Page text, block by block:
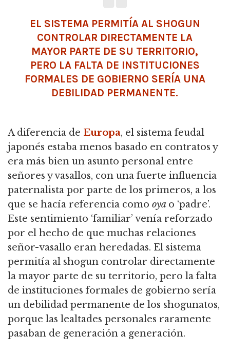
EL SISTEMA PERMITÍA AL SHOGUN
CONTROLAR DIRECTAMENTE LA
MAYOR PARTE DE SU TERRITORIO,
PERO LA FALTA DE INSTITUCIONES
FORMALES DE GOBIERNO SERÍA UNA
DEBILIDAD PERMANENTE.
A diferencia de Europa, el sistema feudal
japonés estaba menos basado en contratos y
era más bien un asunto personal entre
señores y vasallos, con una fuerte influencia
paternalista por parte de los primeros, a los
que se hacía referencia como oya o ‘padre’.
Este sentimiento ‘familiar’ venía reforzado
por el hecho de que muchas relaciones
señor-vasallo eran heredadas. El sistema
permitía al shogun controlar directamente
la mayor parte de su territorio, pero la falta
de instituciones formales de gobierno sería
un debilidad permanente de los shogunatos,
porque las lealtades personales raramente
pasaban de generación a generación.